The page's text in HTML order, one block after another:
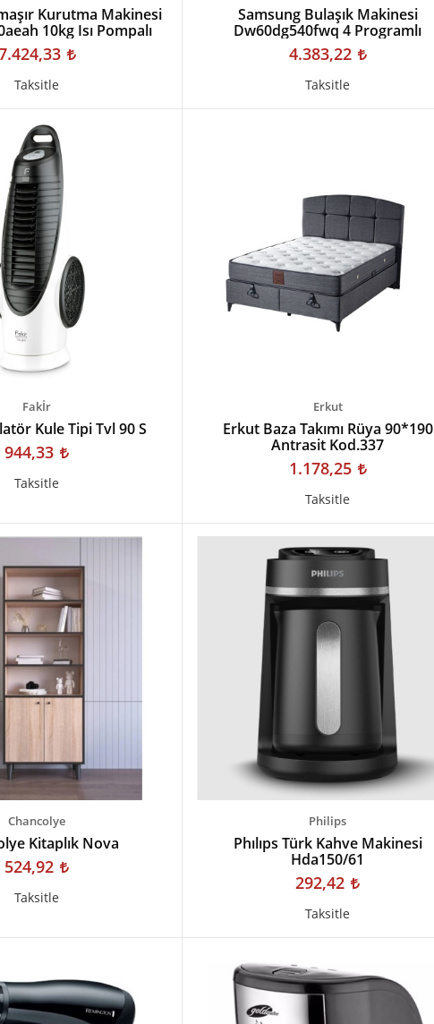
Kurutma Makinesi
10kg Isı Pompalı
Taksitle
Samsung Bulaşık Makinesi
Dw60dg540fwq 4 Programlı
4.383,22
Taksitle
Fakİr
Kule Tipi Tvl 90 S
944,33
Taksitle
Erkut
Erkut Baza Takımı Rüya 90*190
Antrasit Kod.337
1.178,25
Taksitle
Chancolye
Kitaplık Nova
524,92
Taksitle
Philips
Phılıps Türk Kahve Makinesi
Hda150/61
292,42
Taksitle